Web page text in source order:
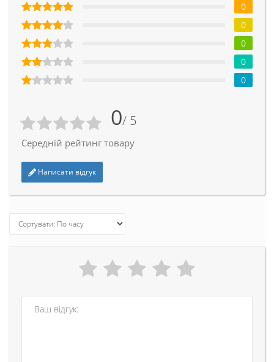
0/ 5
Середній рейтинг товару
Написати відгук
0
0
0
0
0